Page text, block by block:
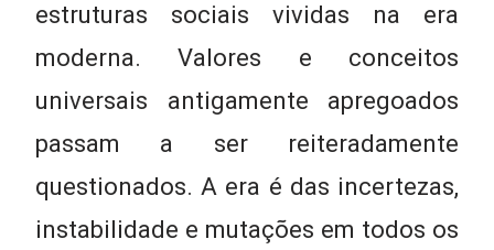
estruturas sociais vividas na era
moderna. Valores e conceitos
universais antigamente apregoados
passam a ser reiteradamente
questionados. A era é das incertezas,
instabilidade e mutações em todos os